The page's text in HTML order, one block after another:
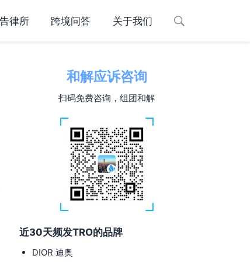
律所 跨境问答 关于我们
和解应诉咨询
扫码免费咨询，组团和解
近30天频发TRO的品牌
DIOR 迪奥